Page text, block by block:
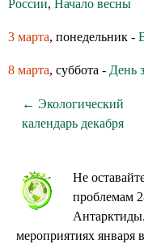
России, Начало весны
3 марта, понедельник -
8 марта, суббота - День
← Экологический
календарь декабря
Не
проблемам
мероприятиях января